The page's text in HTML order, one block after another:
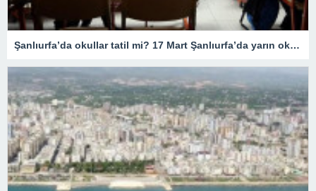
Şanlıurfa’da okullar tatil mi? 17 Mart Şanlıurfa’da yarın okullar tatil mi olacak? 17 Mart Cuma günü okullar hangi illerde tatil?